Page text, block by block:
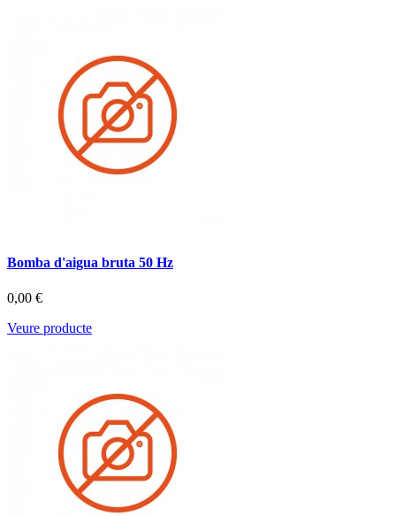
Bomba d'aigua bruta 50 Hz
0,00 €
Veure producte